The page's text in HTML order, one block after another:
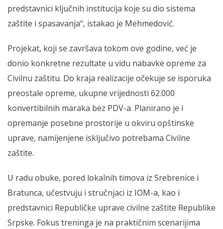
predstavnici ključnih institucija koje su dio sistema
zaštite i spasavanja“, istakao je Mehmedović.
Projekat, koji se završava tokom ove godine, već je
donio konkretne rezultate u vidu nabavke opreme za
Civilnu zaštitu. Do kraja realizacije očekuje se isporuka
preostale opreme, ukupne vrijednosti 62.000
konvertibilnih maraka bez PDV-a. Planirano je i
opremanje posebne prostorije u okviru opštinske
uprave, namijenjene isključivo potrebama Civilne
zaštite.
U radu obuke, pored lokalnih timova iz Srebrenice i
Bratunca, učestvuju i stručnjaci iz IOM-a, kao i
predstavnici Republičke uprave civilne zaštite Republike
Srpske. Fokus treninga je na praktičnim scenarijima